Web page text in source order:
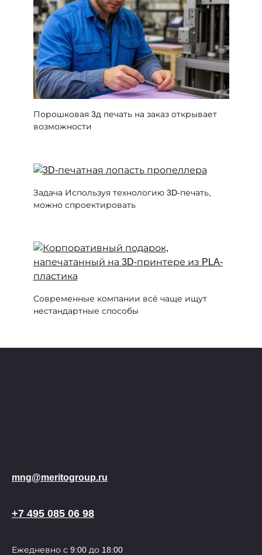
Порошковая 3д печать на заказ открывает
возможности
Задача Используя технологию 3D-печать,
можно спроектировать
Современные компании всё чаще ищут
нестандартные способы
mng@meritogroup.ru
+7 495 085 06 98
Ежедневно с 9:00 до 18:00